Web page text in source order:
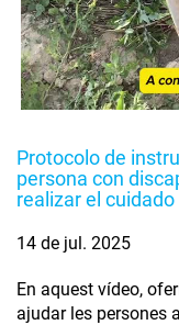
Protocolo de
persona con
realizar el
14 de jul. 2025
En aquest vídeo,
ajudar les persones